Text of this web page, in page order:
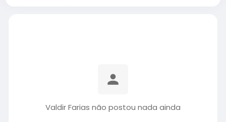
Valdir Farias não postou nada ainda